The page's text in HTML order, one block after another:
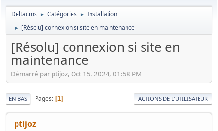
Deltacms ► Catégories ► Installation
► [Résolu] connexion si site en maintenance
[Résolu] connexion si site en
maintenance
Démarré par ptijoz, Oct 15, 2024, 01:58 PM
EN BAS Pages 1 ACTIONS DE L'UTILISATEUR
ptijoz